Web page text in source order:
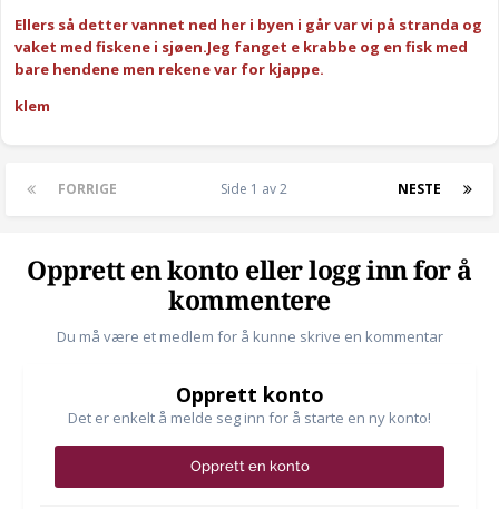
Ellers så detter vannet ned her i byen i går var vi på stranda og
vaket med fiskene i sjøen.Jeg fanget e krabbe og en fisk med
bare hendene men rekene var for kjappe.
klem
FORRIGE NESTE
Side 1 av 2
Opprett en konto eller logg inn for å
kommentere
Du må være et medlem for å kunne skrive en kommentar
Opprett konto
Det er enkelt å melde seg inn for å starte en ny konto!
Opprett en konto